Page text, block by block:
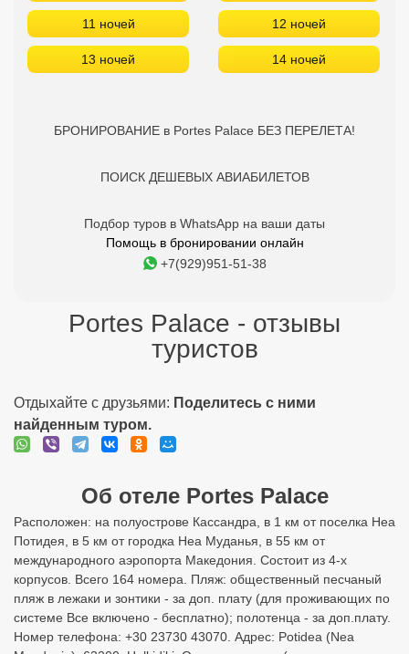
11 ночей 12 ночей
13 ночей 14 ночей
БРОНИРОВАНИЕ в Portes Palace БЕЗ ПЕРЕЛЕТА!
ПОИСК ДЕШЕВЫХ АВИАБИЛЕТОВ
Подбор туров в WhatsApp на ваши даты
Помощь в бронировании онлайн
+7(929)951-51-38
Portes Palace - отзывы
туристов
Отдыхайте с друзьями: Поделитесь с ними
найденным туром.
Об отеле Portes Palace
Расположен: на полуострове Кассандра, в 1 км от поселка Неа
Потидея, в 5 км от городка Неа Муданья, в 55 км от
международного аэропорта Македония. Состоит из 4-х
корпусов. Всего 164 номера. Пляж: общественный песчаный
пляж в лежаки и зонтики - за доп. плату (для проживающих по
системе Все включено - бесплатно); полотенца - за доп.плату.
Номер телефона: +30 23730 43070. Адрес: Potidea (Nea